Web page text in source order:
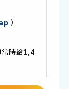
）
時給1,4